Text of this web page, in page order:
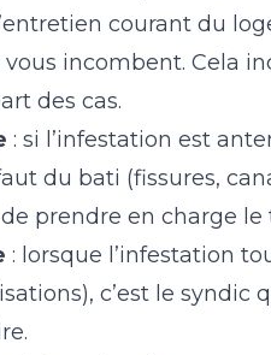
courant du
vous incombent. Cela
des cas.
: si l’infestation est
du bati (fissures,
prendre en charge le
: lorsque l’infestation
c’est le